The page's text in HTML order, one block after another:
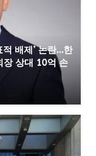
적 배제’ 논란…한
장 상대 10억 손